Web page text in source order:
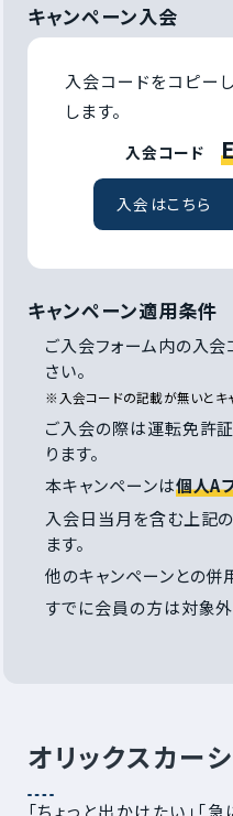
キャンペーン入会
入会コードをコピー
します。
入会コード
入会はこちら
キャンペーン適用条件
ご入会フォーム内の入
さい。
※入会コードの記載が無いとキ
ご入会の際は運転免許
ります。
本キャンペーンは個人A
入会日当月を含む上記
ます。
他のキャンペーンとの併
すでに会員の方は対象外
オリックスカー
「ちょっと出かけたい」「